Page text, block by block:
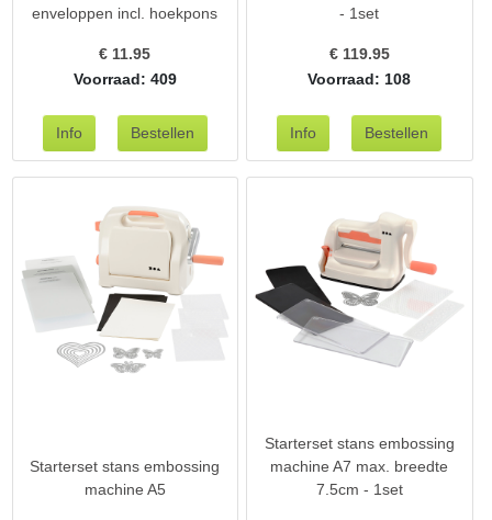
enveloppen incl. hoekpons
€ 11.95
Voorraad: 409
- 1set
€ 119.95
Voorraad: 108
Starterset stans embossing
machine A5
Starterset stans embossing
machine A7 max. breedte
7.5cm - 1set